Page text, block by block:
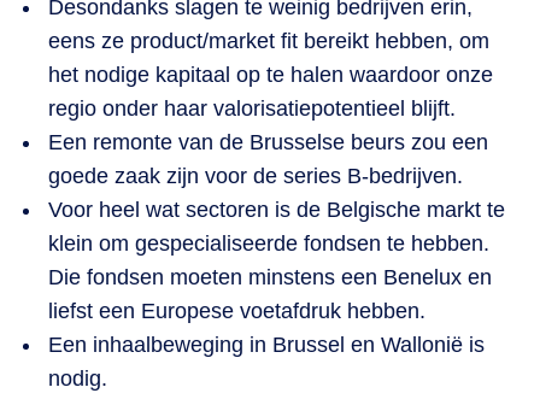
Desondanks slagen te weinig bedrijven erin,
eens ze product/market fit bereikt hebben, om
het nodige kapitaal op te halen waardoor onze
regio onder haar valorisatiepotentieel blijft.
Een remonte van de Brusselse beurs zou een
goede zaak zijn voor de series B-bedrijven.
Voor heel wat sectoren is de Belgische markt te
klein om gespecialiseerde fondsen te hebben.
Die fondsen moeten minstens een Benelux en
liefst een Europese voetafdruk hebben.
Een inhaalbeweging in Brussel en Wallonië is
nodig.